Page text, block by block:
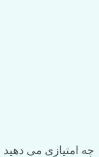
چه امتیازی می دهید